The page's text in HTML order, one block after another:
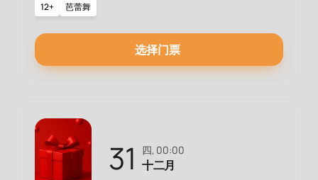
12+ 芭蕾舞
选择门票
31 四, 00:00
十二月